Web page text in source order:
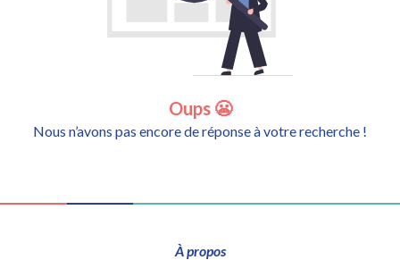
Oups 😬
Nous n’avons pas encore de réponse à votre recherche !
À propos